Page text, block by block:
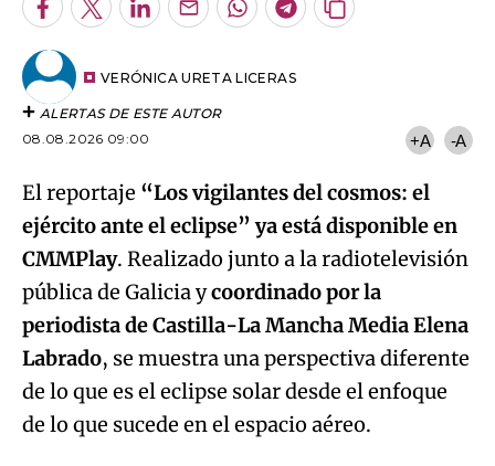
Facebook
TwitterLinkedInEnviarWhatsapp
Telegram
Copiar
VERÓNICA URETA LICERAS
ALERTAS DE ESTE AUTOR
08.08.2026 09:00
+A -A
El reportaje “Los vigilantes del cosmos: el
ejército ante el eclipse” ya está disponible en
CMMPlay. Realizado junto a la radiotelevisión
pública de Galicia ycoordinado por la
periodista de Castilla-La Mancha Media Elena
Labrado, se muestra una perspectiva diferente
de lo que es el eclipse solar desde el enfoque
de lo que sucede en el espacio aéreo.